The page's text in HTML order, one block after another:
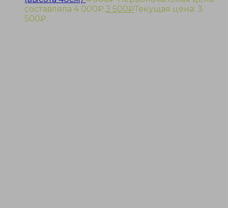
составляла 4 000₽.3 500₽Текущая цена: 3
500₽.